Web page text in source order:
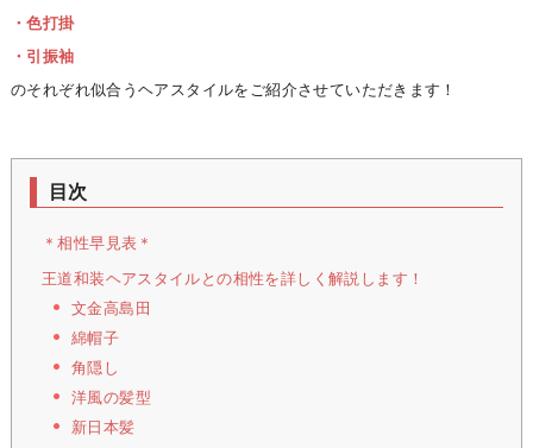
・色打掛
・引振袖
のそれぞれ似合うヘアスタイルをご紹介させていただきます！
目次
＊相性早見表＊
王道和装ヘアスタイルとの相性を詳しく解説します！
文金高島田
綿帽子
角隠し
洋風の髪型
新日本髪